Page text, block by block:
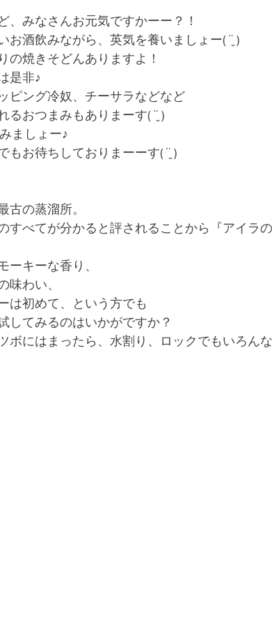
、みなさんお元気ですかーー？！
お酒飲みながら、英気を養いましょー( ¨̮ )
の焼きそどんありますよ！
是非♪
ピング冷奴、チーサラなどなど
るおつまみもありまーす( ¨̮ )
ましょー♪
もお待ちしておりまーーす( ¨̮ )
古の蒸溜所。
すべてが分かると評されることから『アイラ
ーキーな香り、
味わい、
は初めて、という方でも
してみるのはいかがですか？
ボにはまったら、水割り、ロックでもいろん